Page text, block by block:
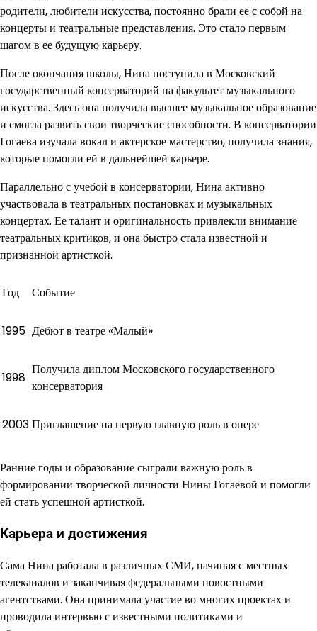
родители, любители искусства, постоянно брали ее с собой на
концерты и театральные представления. Это стало первым
шагом в ее будущую карьеру.
После окончания школы, Нина поступила в Московский
государственный консерваторий на факультет музыкального
искусства. Здесь она получила высшее музыкальное образование
и смогла развить свои творческие способности. В консерватории
Гогаева изучала вокал и актерское мастерство, получила знания,
которые помогли ей в дальнейшей карьере.
Параллельно с учебой в консерватории, Нина активно
участвовала в театральных постановках и музыкальных
концертах. Ее талант и оригинальность привлекли внимание
театральных критиков, и она быстро стала известной и
признанной артисткой.
Год Событие
1995 Дебют в театре «Малый»
1998
Получила диплом Московского государственного
консерватория
2003Приглашение на первую главную роль в опере
Ранние годы и образование сыграли важную роль в
формировании творческой личности Нины Гогаевой и помогли
ей стать успешной артисткой.
Карьера и достижения
Сама Нина работала в различных СМИ, начиная с местных
телеканалов и заканчивая федеральными новостными
агентствами. Она принимала участие во многих проектах и
проводила интервью с известными политиками и